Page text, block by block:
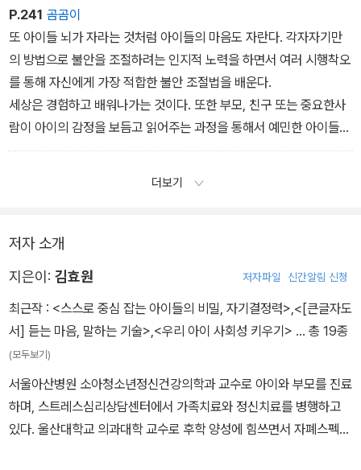
P.241 곰곰이
또 아이들 뇌가 자라는 것처럼 아이들의 마음도 자란다. 각자자기만
의 방법으로 불안을 조절하려는 인지적 노력을 하면서 여러 시행착오
를 통해 자신에게 가장 적합한 불안 조절법을 배운다.
세상은 경험하고 배워나가는 것이다. 또한 부모, 친구 또는 중요한사
람이 아이의 감정을 보듬고 읽어주는 과정을 통해서 예민한 아이들
도 자기 불안을 스스로 이해하고, 표현하고, 조절하는 능력을키운다.
더보기
저자 소개
지은이: 김효원 저자파일 신간알림 신청
최근작 : <스스로 중심 잡는 아이들의 비밀, 자기결정력> <[큰글자도
서] 듣는 마음, 말하는 기술> <우리 아이 사회성 키우기> … 총 19종
(모두보기)
서울아산병원 소아청소년정신건강의학과 교수로 아이와 부모를 진료
하며, 스트레스심리상담센터에서 가족치료와 정신치료를 병행하고
있다. 울산대학교 의과대학 교수로 후학 양성에 힘쓰면서 자폐스펙트